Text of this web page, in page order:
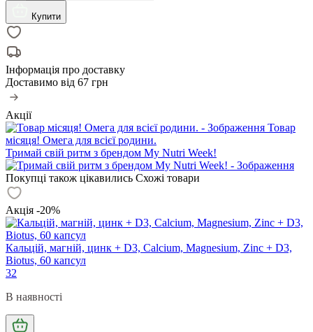
Купити
Інформація про доставку
Доставимо від 67 грн
Акції
Товар
місяця! Омега для всієї родини.
Тримай свій ритм з брендом My Nutri Week!
Покупці також цікавились Схожі товари
Акція -20%
Кальцій, магній, цинк + D3, Calcium, Magnesium, Zinc + D3,
Biotus, 60 капсул
32
В наявності